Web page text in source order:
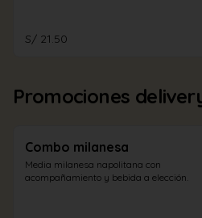
S/ 21.50
Promociones
Combo milanesa
Media milanesa napolitana con
acompañamiento y bebida a elección.